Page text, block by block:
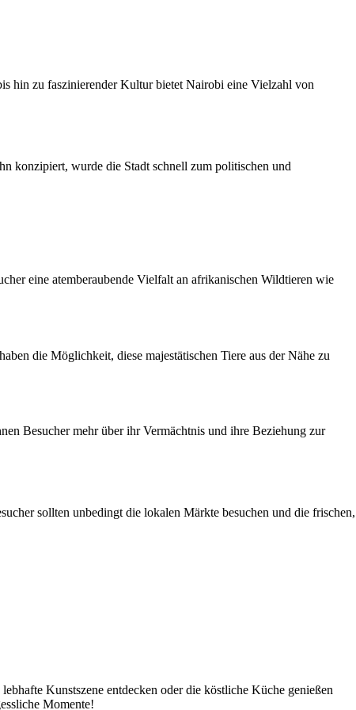
hin zu faszinierender Kultur bietet Nairobi eine Vielzahl von
konzipiert, wurde die Stadt schnell zum politischen und
eine atemberaubende Vielfalt an afrikanischen Wildtieren wie
die Möglichkeit, diese majestätischen Tiere aus der Nähe zu
Besucher mehr über ihr Vermächtnis und ihre Beziehung zur
sollten unbedingt die lokalen Märkte besuchen und die frischen,
Kunstszene entdecken oder die köstliche Küche genießen
Momente!